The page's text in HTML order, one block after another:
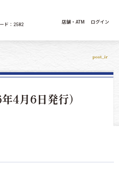
ド：2582 店舗・ATM ログイン
post_ir
4月6日発行）